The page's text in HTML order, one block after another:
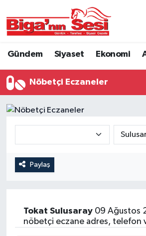
Gündem Siyaset Ekonomi
Nöbetçi Eczaneler
Paylaş
Tokat Sulusaray09 Ağustos
nöbetçi eczane adres, telefon
Asayiş
Belde ve Köyler
Belediye
Eğitim
Genel
Çanakkale Hava Durumu
Süper Lig Puan Durumu ve
Tüm Manşetler
Haber Arşivi